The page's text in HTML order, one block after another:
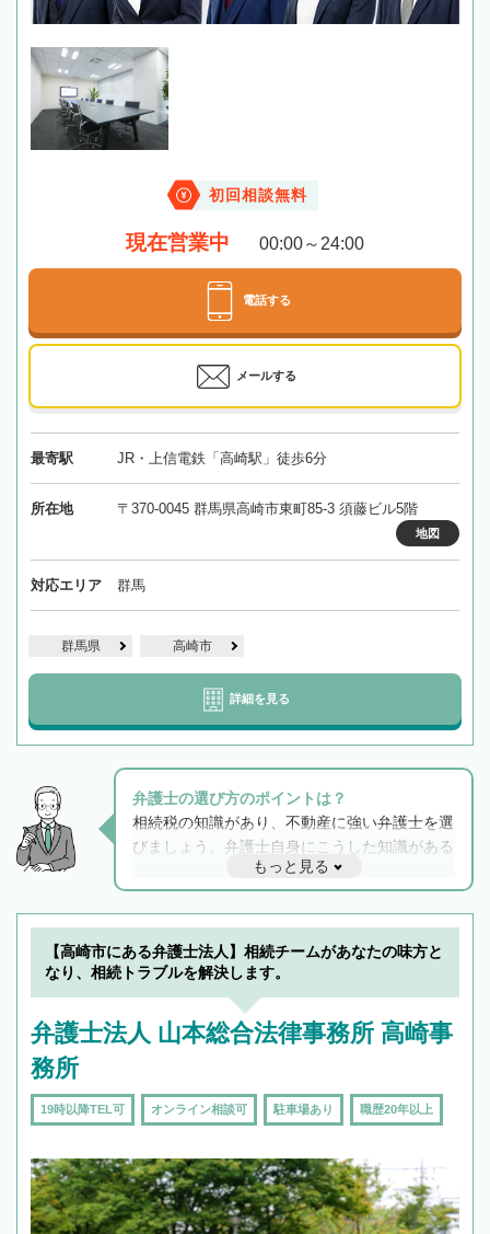
初回相談無料
現在営業中 00:00～24:00
電話する
メールする
最寄駅 JR・上信電鉄「高崎駅」徒歩6分
所在地 〒370-0045 群馬県高崎市東町85-3 須藤ビル5階
地図
対応エリア 群馬
群馬県 高崎市
詳細を見る
弁護士の選び方のポイントは？
相続税の知識があり、不動産に強い弁護士を選
びましょう。弁護士自身にこうした知識がある
と他士業との連携もスムーズに進み、トラブル
解決のみならず相続をトータルで任せることが
できます。また、相続は感情がからむ分野なの
でフィーリングも重要です。実際に電話や面談
で複数の弁護士と会話をしてウマが合う方に依
もっと見る
【高崎市にある弁護士法人】相続チームがあなたの味方と
なり、相続トラブルを解決します。
弁護士法人 山本総合法律事務所 高崎事
務所
19時以降TEL可 オンライン相談可 駐車場あり 職歴20年以上